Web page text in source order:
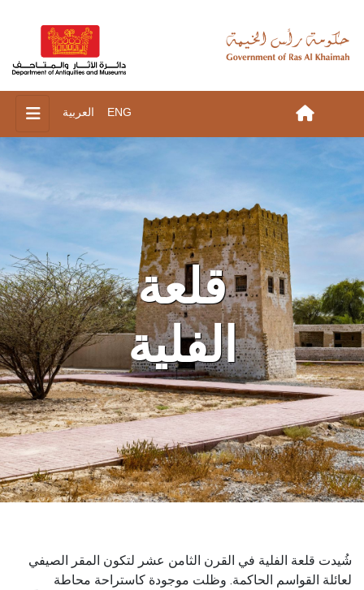
ENG العربية
قلعة
الفلية
شُيدت قلعة الفلية في القرن الثامن عشر لتكون المقر الصيفي
لعائلة القواسم الحاكمة. وظلت موجودة كاستراحة محاطة